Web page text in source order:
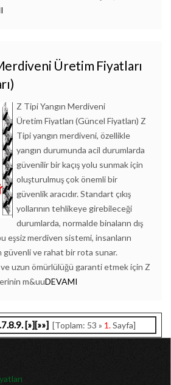
Üretim Fiyatları
Z Tipi Yangın Merdiveni
Üretim Fiyatları (Güncel Fiyatları) Z
Tipi yangın merdiveni, özellikle
yangın durumunda acil durumlarda
güvenilir bir kaçış yolu sunmak için
oluşturulmuş çok önemli bir
güvenlik aracıdır. Standart çıkış
yollarının tehlikeye girebileceği
durumlarda, normalde binaların dış
eşsiz merdiven sistemi, insanların
güvenli ve rahat bir rota sunar.
uzun ömürlülüğü garanti etmek için Z
m&uuDEVAMI
7.8.9.[»][»»] [Toplam: 53 » 1.Sayfa]